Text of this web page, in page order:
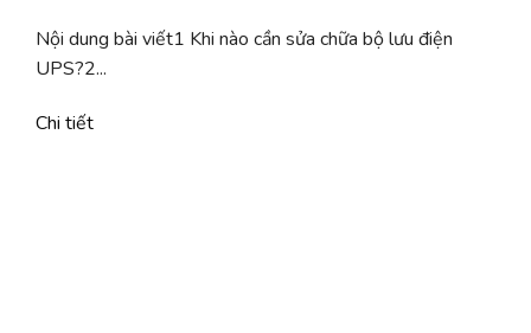
Nội dung bài viết1 Khi nào cần sửa chữa bộ lưu điện
UPS?2...
Chi tiết